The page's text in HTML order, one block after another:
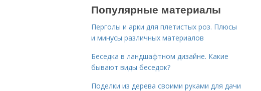
Популярные материалы
Перголы и арки для плетистых роз. Плюсы
и минусы различных материалов
Беседка в ландшафтном дизайне. Какие
бывают виды беседок?
Поделки из дерева своими руками для дачи